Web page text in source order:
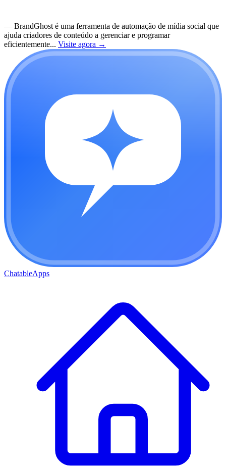
— BrandGhost é uma ferramenta de automação de mídia social que
ajuda criadores de conteúdo a gerenciar e programar
eficientemente... Visite agora →
ChatableApps